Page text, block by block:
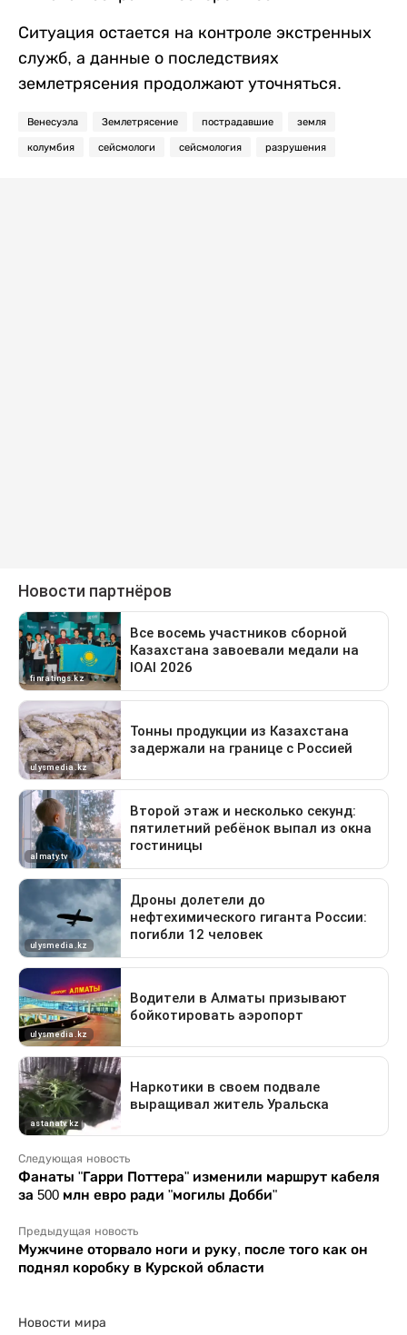
Ситуация остается на контроле экстренных
служб, а данные о последствиях
землетрясения продолжают уточняться.
Венесуэла Землетрясение пострадавшие земля
колумбия сейсмологи сейсмология разрушения
Следующая новость
Фанаты "Гарри Поттера" изменили маршрут кабеля
за 500 млн евро ради "могилы Добби"
Предыдущая новость
Мужчине оторвало ноги и руку, после того как он
поднял коробку в Курской области
Новости мира